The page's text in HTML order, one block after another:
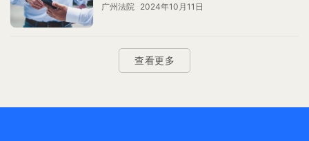
广州法院 2024年10月11日
查看更多